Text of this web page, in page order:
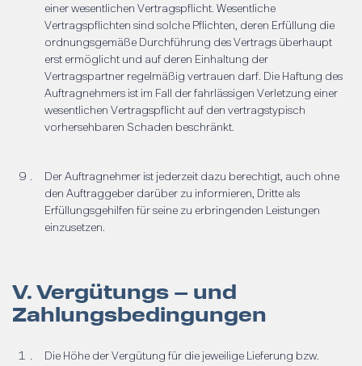
einer wesentlichen Vertragspflicht. Wesentliche
Vertragspflichten sind solche Pflichten, deren Erfüllung die
ordnungsgemäße Durchführung des Vertrags überhaupt
erst ermöglicht und auf deren Einhaltung der
Vertragspartner regelmäßig vertrauen darf. Die Haftung des
Auftragnehmers ist im Fall der fahrlässigen Verletzung einer
wesentlichen Vertragspflicht auf den vertragstypisch
vorhersehbaren Schaden beschränkt.
Der Auftragnehmer ist jederzeit dazu berechtigt, auch ohne
den Auftraggeber darüber zu informieren, Dritte als
Erfüllungsgehilfen für seine zu erbringenden Leistungen
einzusetzen.
V. Vergütungs – und
Zahlungsbedingungen
Die Höhe der Vergütung für die jeweilige Lieferung bzw.